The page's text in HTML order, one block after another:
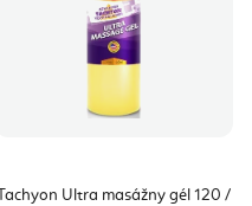
Tachyon Ultra masážny gél 120 /